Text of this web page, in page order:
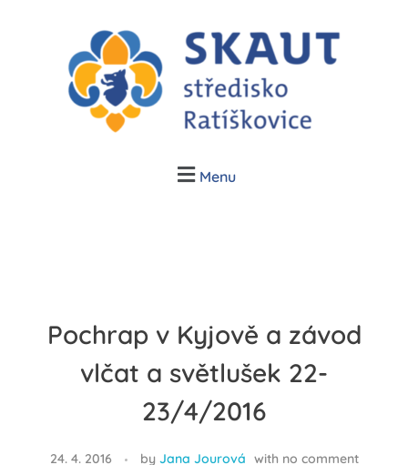
Menu
Pochrap v Kyjově a závod
vlčat a světlušek 22-
23/4/2016
24. 4. 2016 by Jana Jourová with no comment